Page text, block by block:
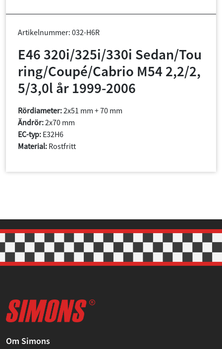
Artikelnummer: 032-H6R
E46 320i/325i/330i Sedan/Tou
ring/Coupé/Cabrio M54 2,2/2,
5/3,0l år 1999-2006
Rördiameter:2x51 mm + 70 mm
Ändrör:2x70 mm
EC-typ: E32H6
Material: Rostfritt
Om Simons